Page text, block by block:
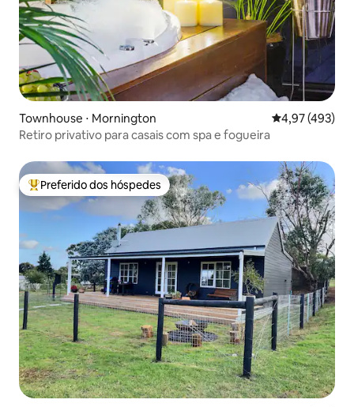
Townhouse ⋅ Mornington 4,97 de uma
4,97 (493)
Retiro privativo para casais com spa e fogueira
Entre os melhores preferidos dos hóspedes
Preferido dos hóspedes